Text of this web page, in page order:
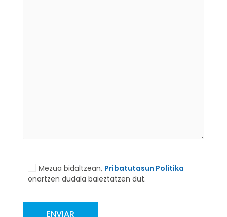
Mezua bidaltzean, Pribatutasun Politika
onartzen dudala baieztatzen dut.